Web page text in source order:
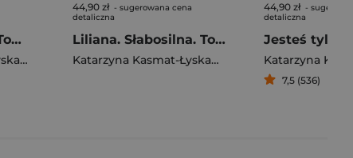
Maja. Słabosilna. Tom 2
Katarzyna Kasmat-Łyskaniuk
44,90 zł - sugerowana cena
detaliczna
Liliana. Słabosilna. Tom 1
Katarzyna Kasmat-Łyskaniuk
44,90 zł -
detaliczna
Jesteś tylko
7,5 (536)